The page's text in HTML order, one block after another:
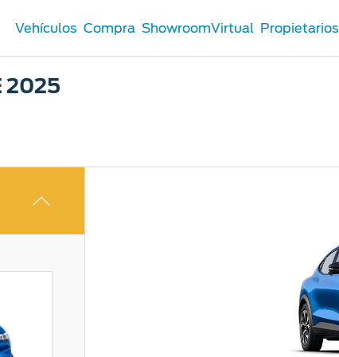
Certificados
Vehículos Compra ShowroomVirtual Propietarios
2025